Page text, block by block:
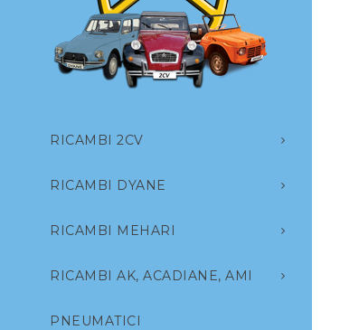
RICAMBI 2CV
RICAMBI DYANE
RICAMBI MEHARI
RICAMBI AK, ACADIANE, AMI
PNEUMATICI